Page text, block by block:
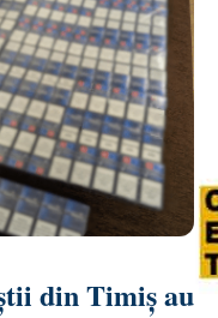
din Timiș au